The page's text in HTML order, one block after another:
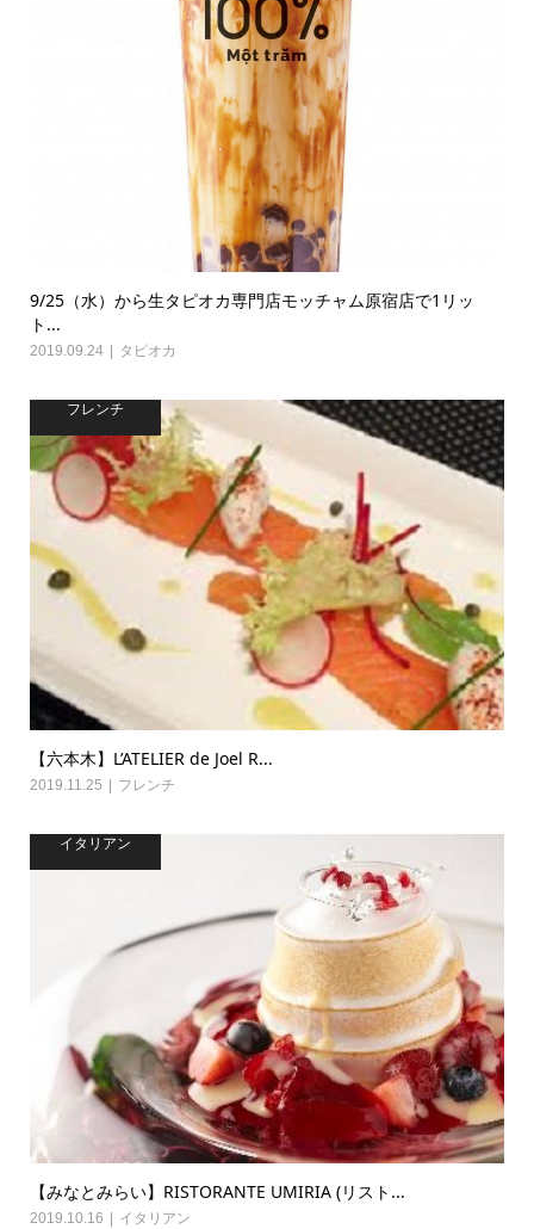
9/25（水）から生タピオカ専門店モッチャム原宿店で1リッ
ト...
2019.09.24 タピオカ
フレンチ
【六本木】L’ATELIER de Joel R...
2019.11.25 フレンチ
イタリアン
【みなとみらい】RISTORANTE UMIRIA (リスト...
2019.10.16 イタリアン